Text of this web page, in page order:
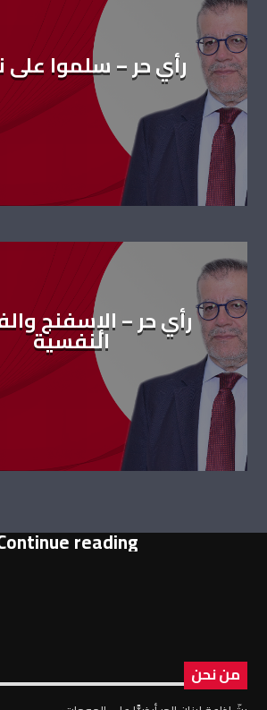
رأي حر – سلموا على
رأي حر – الإسفنج
النفسية
reading
من نحن